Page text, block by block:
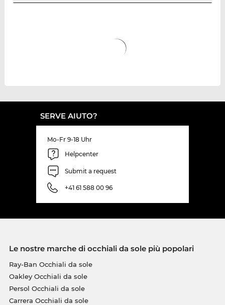
SERVE AIUTO?
Mo-Fr 9-18 Uhr
Helpcenter
Submit a request
+41 61 588 00 96
Le nostre marche di occhiali da sole più popolari
Ray-Ban Occhiali da sole
Oakley Occhiali da sole
Persol Occhiali da sole
Carrera Occhiali da sole